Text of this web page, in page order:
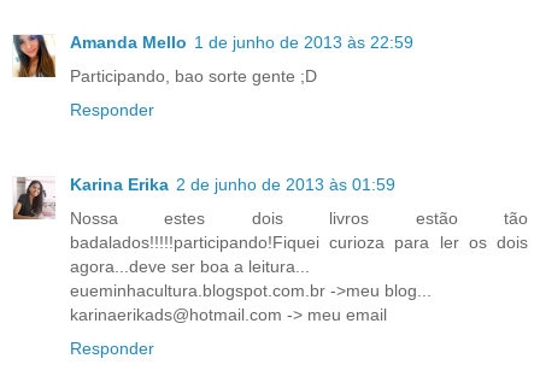
Amanda Mello 1 de junho de 2013 às 22:59
Participando, bao sorte gente ;D
Responder
Karina Erika 2 de junho de 2013 às 01:59
Nossa estes dois livros estão tão
badalados!!!!!participando!Fiquei curioza para ler os dois
agora...deve ser boa a leitura...
eueminhacultura.blogspot.com.br ->meu blog...
karinaerikads@hotmail.com -> meu email
Responder